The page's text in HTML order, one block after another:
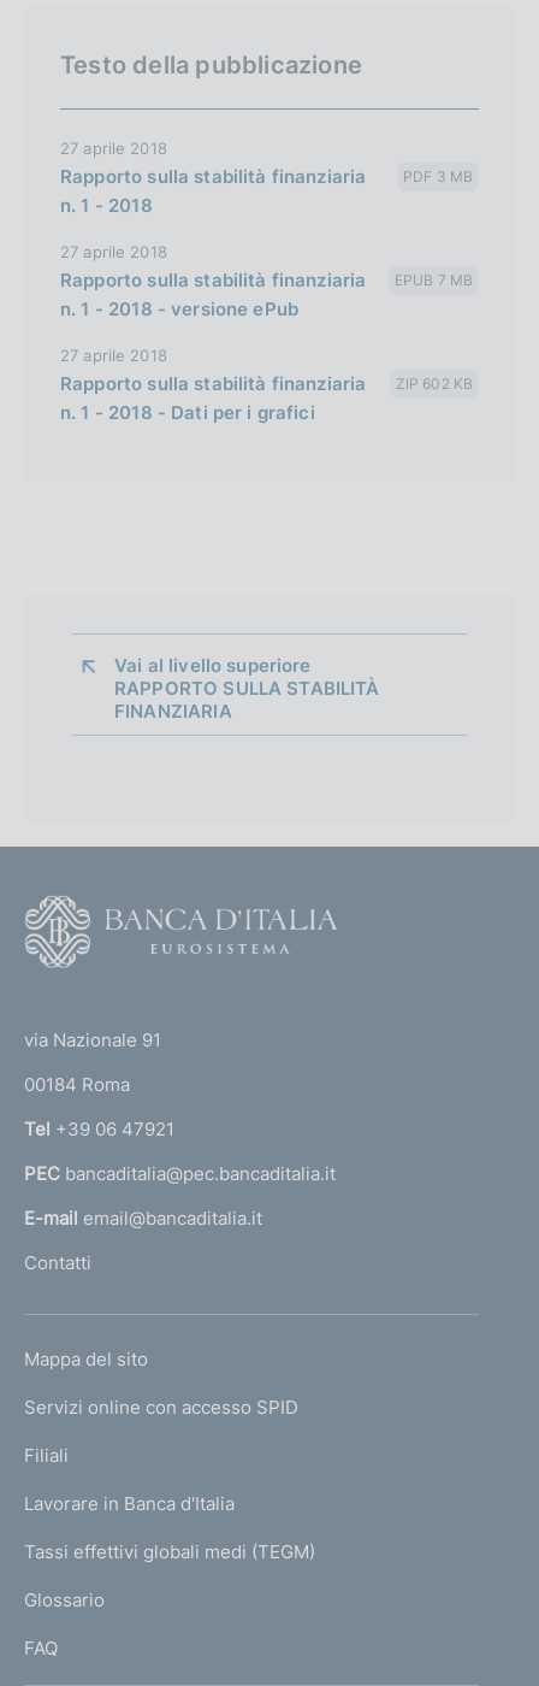
Testo della pubblicazione
27 aprile 2018
Rapporto sulla stabilità finanziaria
n. 1 - 2018
PDF 3 MB
27 aprile 2018
Rapporto sulla stabilità finanziaria
n. 1 - 2018 - versione ePub
EPUB 7 MB
27 aprile 2018
Rapporto sulla stabilità finanziaria
n. 1 - 2018 - Dati per i grafici
ZIP 602 KB
Vai al livello superiore
RAPPORTO SULLA STABILITÀ
FINANZIARIA
r
n
a
l
'
m
e
a
g
via Nazionale 91
00184 Roma
Tel +39 06 47921
PEC bancaditalia@pec.bancaditalia.it
E-mail email@bancaditalia.it
Contatti
L
N
K
T
I
I
Mappa del sito
Servizi online con accesso SPID
Filiali
Lavorare in Banca d'Italia
Tassi effettivi globali medi (TEGM)
Glossario
FAQ